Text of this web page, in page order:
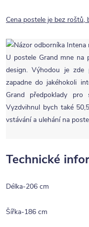
Cena postele je bez
U postele Grand mne na
design. Výhodou je zde
zapadne do jakéhokoli
Grand předpoklady
Vyzdvihnul bych také
vstávání a ulehání na
Technické
Délka-206 cm
Šířka-186 cm